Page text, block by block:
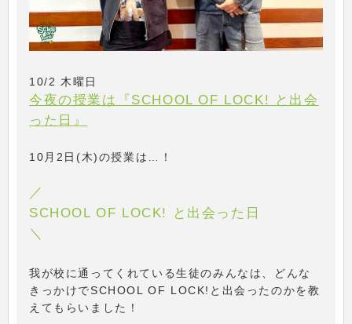
10/2 木曜日
今夜の授業は『SCHOOL OF LOCK! と出会
った日』
10月2日(木)の授業は…！
／
SCHOOL OF LOCK! と出会った日
＼
我が校に通ってくれている生徒のみんなは、どんな
きっかけでSCHOOL OF LOCK!と出会ったのかを教
えてもらいました！